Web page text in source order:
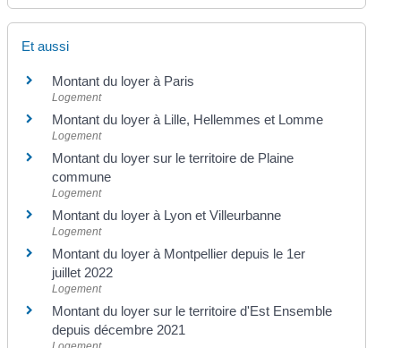
Et aussi
Montant du loyer à Paris
Logement
Montant du loyer à Lille, Hellemmes et Lomme
Logement
Montant du loyer sur le territoire de Plaine
commune
Logement
Montant du loyer à Lyon et Villeurbanne
Logement
Montant du loyer à Montpellier depuis le 1er
juillet 2022
Logement
Montant du loyer sur le territoire d'Est Ensemble
depuis décembre 2021